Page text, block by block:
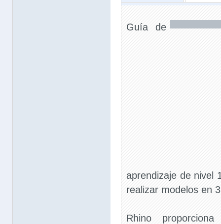
Guía de
aprendizaje de nivel
realizar modelos en
Rhino